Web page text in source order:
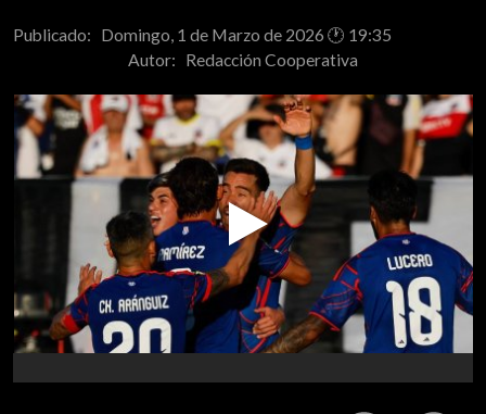
Publicado: Domingo, 1 de Marzo de 2026 🕐 19:35
Autor: Redacción Cooperativa
Play
Video